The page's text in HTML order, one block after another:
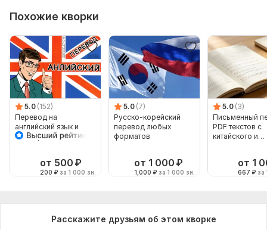
Похожие кворки
5.0 (152)
Перевод на
английский язык и
наоборот
от 500 ₽
200 ₽ за 1 000 зн.
5.0 (7)
Русско-корейский
перевод любых
форматов
от 1 000 ₽
1,000 ₽ за 1 000 зн.
5.0 (3)
Письменный
PDF текстов с
китайского и
от 1
667 ₽ за
Расскажите друзьям об этом кворке